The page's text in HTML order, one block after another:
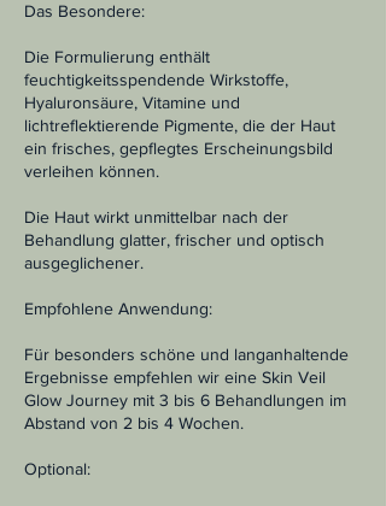
Das Besondere:
Die Formulierung enthält
feuchtigkeitsspendende Wirkstoffe,
Hyaluronsäure, Vitamine und
lichtreflektierende Pigmente, die der Haut
ein frisches, gepflegtes Erscheinungsbild
verleihen können.
Die Haut wirkt unmittelbar nach der
Behandlung glatter, frischer und optisch
ausgeglichener.
Empfohlene Anwendung:
Für besonders schöne und langanhaltende
Ergebnisse empfehlen wir eine Skin Veil
Glow Journey mit 3 bis 6 Behandlungen im
Abstand von 2 bis 4 Wochen.
Optional: